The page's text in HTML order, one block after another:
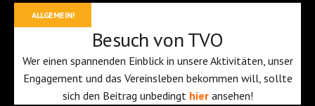
ALLGEMEIN!
Besuch von TVO
Wer einen spannenden Einblick in unsere Aktivitäten, unser
Engagement und das Vereinsleben bekommen will, sollte
sich den Beitrag unbedingt hieransehen!